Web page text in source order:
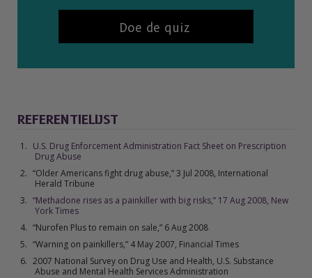
Doe de quiz
REFERENTIELIJST
U.S. Drug Enforcement Administration Fact Sheet on Prescription
Drug Abuse
“Older Americans fight drug abuse,” 3 Jul 2008, International
Herald Tribune
“Methadone rises as a painkiller with big risks,” 17 Aug 2008, New
York Times
“Nurofen Plus to remain on sale,” 6 Aug 2008
“Warning on painkillers,” 4 May 2007, Financial Times
2007 National Survey on Drug Use and Health, U.S. Substance
Abuse and Mental Health Services Administration